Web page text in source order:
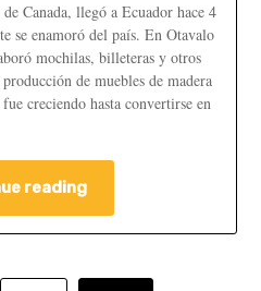
Canada, llegó a Ecuador hace 4
se enamoró del país. En Otavalo
mochilas, billeteras y otros
de muebles de madera
creciendo hasta convertirse en
reading